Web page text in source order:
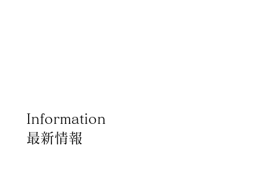
Information
最新情報